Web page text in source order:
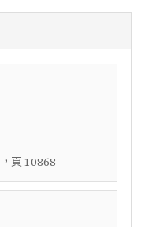
，頁 10868